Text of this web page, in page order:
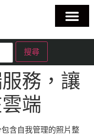
務，讓
端
包含自我管理的照片整